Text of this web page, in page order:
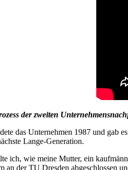
der zweiten
das Unternehmen 1987 und gab
Lange-Generation.
ich, wie meine Mutter, ein
an der TU Dresden abgeschlossen